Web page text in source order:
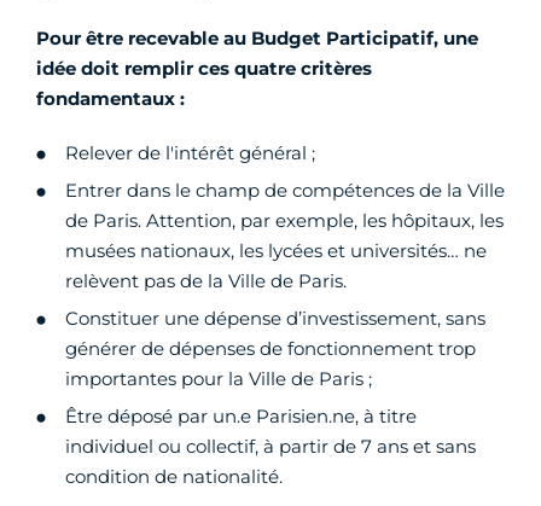
Pour être recevable au Budget Participatif, une
idée doit remplir ces quatre critères
fondamentaux :
Relever de l'intérêt général ;
Entrer dans le champ de compétences de la Ville
de Paris. Attention, par exemple, les hôpitaux, les
musées nationaux, les lycées et universités… ne
relèvent pas de la Ville de Paris.
Constituer une dépense d’investissement, sans
générer de dépenses de fonctionnement trop
importantes pour la Ville de Paris ;
Être déposé par un.e Parisien.ne, à titre
individuel ou collectif, à partir de 7 ans et sans
condition de nationalité.